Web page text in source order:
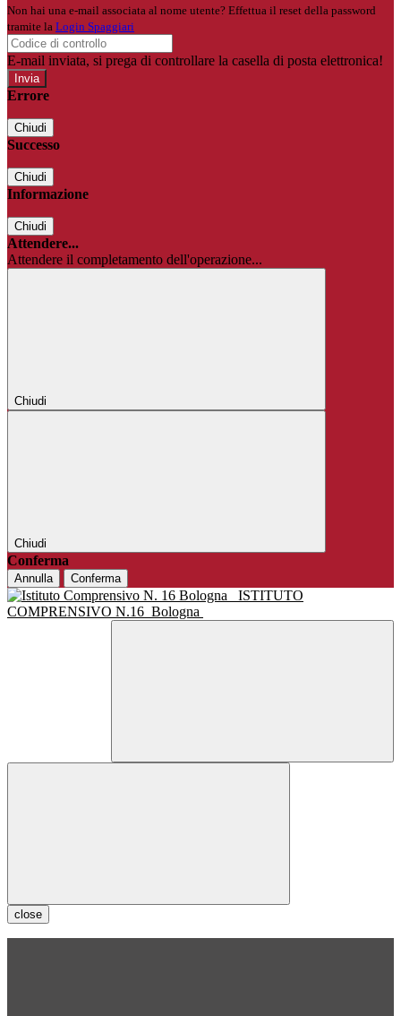
Non hai una e-mail associata al nome utente? Effettua il reset della password
tramite la Login Spaggiari
E-mail inviata, si prega di controllare la casella di posta elettronica!
Errore
Chiudi
Successo
Chiudi
Informazione
Chiudi
Attendere...
Attendere il completamento dell'operazione...
Chiudi
Chiudi
Conferma
Annulla Conferma
ISTITUTO
COMPRENSIVO N.16 Bologna
close